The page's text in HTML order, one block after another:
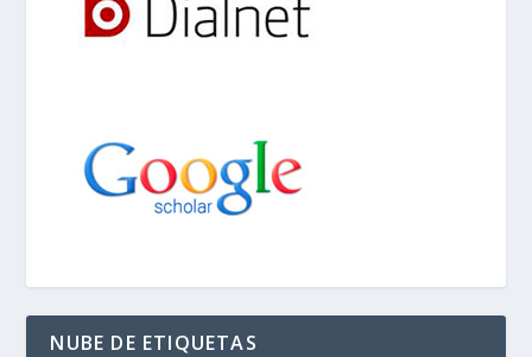
NUBE DE ETIQUETAS